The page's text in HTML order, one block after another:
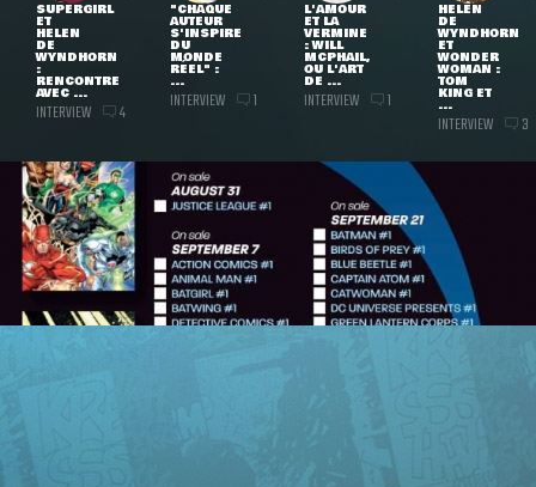
SUPERGIRL
ET
HELEN
DE
WYNDHORN
:
RENCONTRE
AVEC ...
INTERVIEW 4
"CHAQUE
AUTEUR
S'INSPIRE
DU
MONDE
RÉEL" :
...
INTERVIEW 1
L'AMOUR
ET LA
VERMINE
: WILL
MCPHAIL,
OU L'ART
DE ...
INTERVIEW 1
HELEN
DE
WYNDHORN
ET
WONDER
WOMAN :
TOM
KING ET
...
INTERVIEW 3